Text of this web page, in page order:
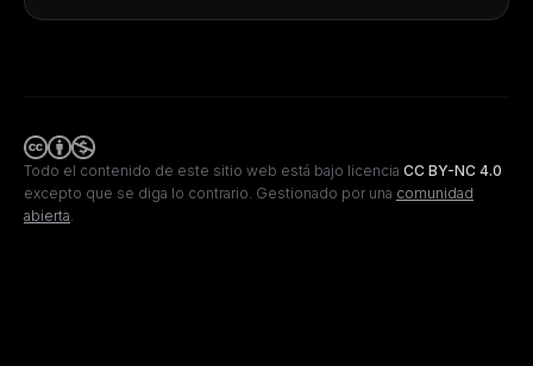
Todo el contenido de este sitio web está bajo licencia CC BY-NC 4.0
excepto que se diga lo contrario. Gestionado por una comunidad
abierta